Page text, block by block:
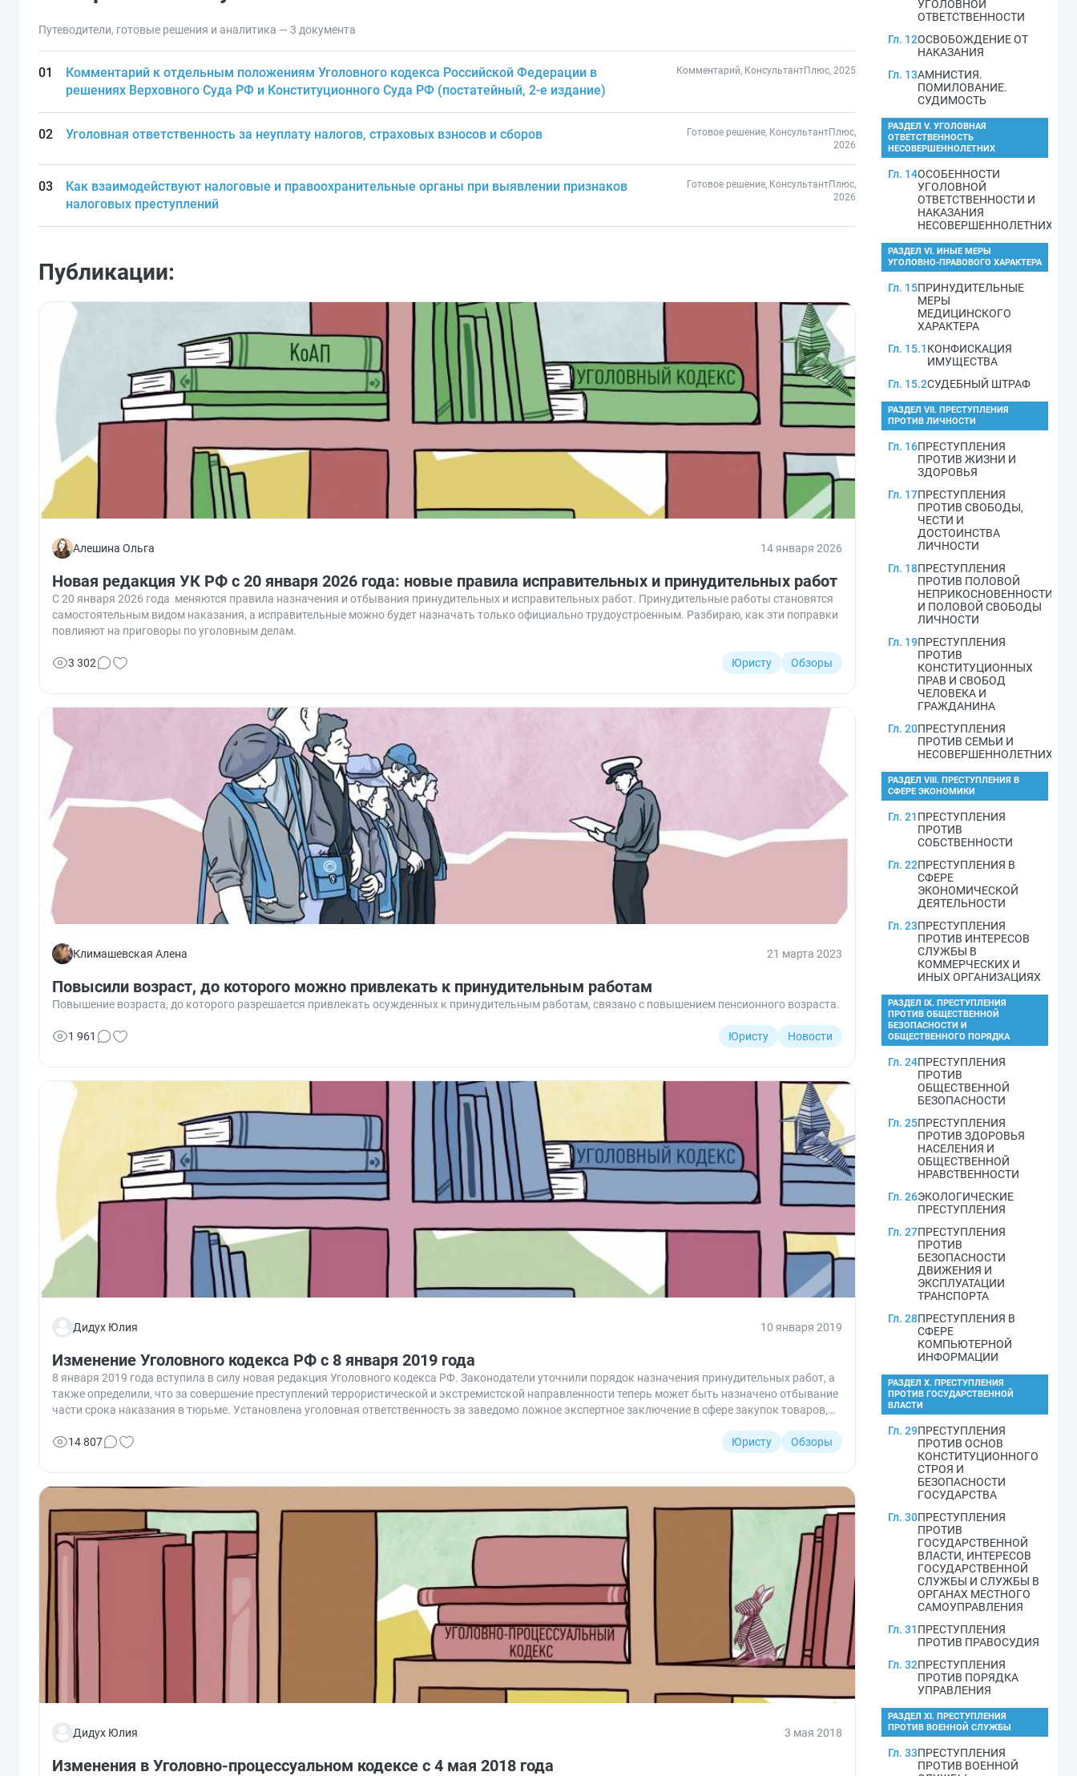
Путеводители, готовые решения и аналитика — 3 документа
Комментарий к отдельным положениям Уголовного кодекса Российской Федерации в
решениях Верховного Суда РФ и Конституционного Суда РФ (постатейный, 2-е издание)
Комментарий, КонсультантПлюс, 2025
Уголовная ответственность за неуплату налогов, страховых взносов и сборов
Готовое решение, КонсультантПлюс,
2026
Как взаимодействуют налоговые и правоохранительные органы при выявлении признаков
налоговых преступлений
Готовое решение, КонсультантПлюс,
2026
Публикации:
Алешина Ольга 14 января 2026
Новая редакция УК РФ с 20 января 2026 года: новые правила исправительных и принудительных работ
С 20 января 2026 года меняются правила назначения и отбывания принудительных и исправительных работ. Принудительные работы становятся
самостоятельным видом наказания, а исправительные можно будет назначать только официально трудоустроенным. Разбираю, как эти поправки
повлияют на приговоры по уголовным делам.
Юристу Обзоры
3 302
Климашевская Алена 21 марта 2023
Повысили возраст, до которого можно привлекать к принудительным работам
Повышение возраста, до которого разрешается привлекать осужденных к принудительным работам, связано с повышением пенсионного возраста.
Юристу Новости
1 961
Дидух Юлия 10 января 2019
Изменение Уголовного кодекса РФ с 8 января 2019 года
8 января 2019 года вступила в силу новая редакция Уголовного кодекса РФ. Законодатели уточнили порядок назначения принудительных работ, а
также определили, что за совершение преступлений террористической и экстремистской направленности теперь может быть назначено отбывание
части срока наказания в тюрьме. Установлена уголовная ответственность за заведомо ложное экспертное заключение в сфере закупок товаров,
отчетности финансовых организаций.
Юристу Обзоры
14 807
Дидух Юлия 3 мая 2018
Изменения в Уголовно-процессуальном кодексе с 4 мая 2018 года
УГОЛОВНОЙ
ОТВЕТСТВЕННОСТИ
Гл. 12ОСВОБОЖДЕНИЕ ОТ
НАКАЗАНИЯ
Гл. 13АМНИСТИЯ.
ПОМИЛОВАНИЕ.
СУДИМОСТЬ
РАЗДЕЛ V. УГОЛОВНАЯ
ОТВЕТСТВЕННОСТЬ
НЕСОВЕРШЕННОЛЕТНИХ
Гл. 14ОСОБЕННОСТИ
УГОЛОВНОЙ
ОТВЕТСТВЕННОСТИ И
НАКАЗАНИЯ
НЕСОВЕРШЕННОЛЕТНИХ
РАЗДЕЛ VI. ИНЫЕ МЕРЫ
УГОЛОВНО-ПРАВОВОГО ХАРАКТЕРА
Гл. 15ПРИНУДИТЕЛЬНЫЕ
МЕРЫ
МЕДИЦИНСКОГО
ХАРАКТЕРА
Гл. 15.1КОНФИСКАЦИЯ
ИМУЩЕСТВА
Гл. 15.2СУДЕБНЫЙ ШТРАФ
РАЗДЕЛ VII. ПРЕСТУПЛЕНИЯ
ПРОТИВ ЛИЧНОСТИ
Гл. 16ПРЕСТУПЛЕНИЯ
ПРОТИВ ЖИЗНИ И
ЗДОРОВЬЯ
Гл. 17ПРЕСТУПЛЕНИЯ
ПРОТИВ СВОБОДЫ,
ЧЕСТИ И
ДОСТОИНСТВА
ЛИЧНОСТИ
Гл. 18ПРЕСТУПЛЕНИЯ
ПРОТИВ ПОЛОВОЙ
НЕПРИКОСНОВЕННОСТИ
И ПОЛОВОЙ СВОБОДЫ
ЛИЧНОСТИ
Гл. 19ПРЕСТУПЛЕНИЯ
ПРОТИВ
КОНСТИТУЦИОННЫХ
ПРАВ И СВОБОД
ЧЕЛОВЕКА И
ГРАЖДАНИНА
Гл. 20ПРЕСТУПЛЕНИЯ
ПРОТИВ СЕМЬИ И
НЕСОВЕРШЕННОЛЕТНИХ
РАЗДЕЛ VIII. ПРЕСТУПЛЕНИЯ В
СФЕРЕ ЭКОНОМИКИ
Гл. 21ПРЕСТУПЛЕНИЯ
ПРОТИВ
СОБСТВЕННОСТИ
Гл. 22ПРЕСТУПЛЕНИЯ В
СФЕРЕ
ЭКОНОМИЧЕСКОЙ
ДЕЯТЕЛЬНОСТИ
Гл. 23ПРЕСТУПЛЕНИЯ
ПРОТИВ ИНТЕРЕСОВ
СЛУЖБЫ В
КОММЕРЧЕСКИХ И
ИНЫХ ОРГАНИЗАЦИЯХ
РАЗДЕЛ IX. ПРЕСТУПЛЕНИЯ
ПРОТИВ ОБЩЕСТВЕННОЙ
БЕЗОПАСНОСТИ И
ОБЩЕСТВЕННОГО ПОРЯДКА
Гл. 24ПРЕСТУПЛЕНИЯ
ПРОТИВ
ОБЩЕСТВЕННОЙ
БЕЗОПАСНОСТИ
Гл. 25ПРЕСТУПЛЕНИЯ
ПРОТИВ ЗДОРОВЬЯ
НАСЕЛЕНИЯ И
ОБЩЕСТВЕННОЙ
НРАВСТВЕННОСТИ
Гл. 26ЭКОЛОГИЧЕСКИЕ
ПРЕСТУПЛЕНИЯ
Гл. 27ПРЕСТУПЛЕНИЯ
ПРОТИВ
БЕЗОПАСНОСТИ
ДВИЖЕНИЯ И
ЭКСПЛУАТАЦИИ
ТРАНСПОРТА
Гл. 28ПРЕСТУПЛЕНИЯ В
СФЕРЕ
КОМПЬЮТЕРНОЙ
ИНФОРМАЦИИ
РАЗДЕЛ X. ПРЕСТУПЛЕНИЯ
ПРОТИВ ГОСУДАРСТВЕННОЙ
ВЛАСТИ
Гл. 29ПРЕСТУПЛЕНИЯ
ПРОТИВ ОСНОВ
КОНСТИТУЦИОННОГО
СТРОЯ И
БЕЗОПАСНОСТИ
ГОСУДАРСТВА
Гл. 30ПРЕСТУПЛЕНИЯ
ПРОТИВ
ГОСУДАРСТВЕННОЙ
ВЛАСТИ, ИНТЕРЕСОВ
ГОСУДАРСТВЕННОЙ
СЛУЖБЫ И СЛУЖБЫ В
ОРГАНАХ МЕСТНОГО
САМОУПРАВЛЕНИЯ
Гл. 31ПРЕСТУПЛЕНИЯ
ПРОТИВ ПРАВОСУДИЯ
Гл. 32ПРЕСТУПЛЕНИЯ
ПРОТИВ ПОРЯДКА
УПРАВЛЕНИЯ
РАЗДЕЛ XI. ПРЕСТУПЛЕНИЯ
ПРОТИВ ВОЕННОЙ СЛУЖБЫ
Гл. 33ПРЕСТУПЛЕНИЯ
ПРОТИВ ВОЕННОЙ